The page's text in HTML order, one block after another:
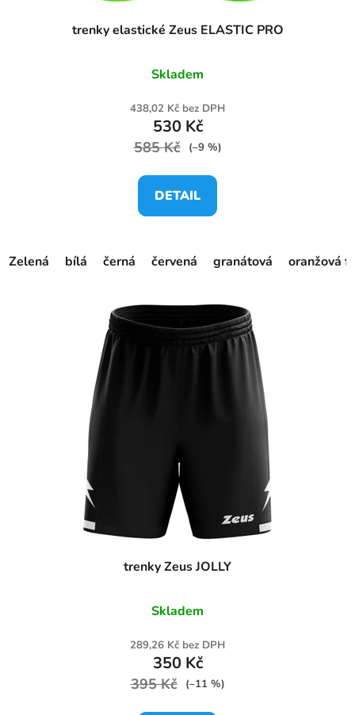
trenky elastické Zeus ELASTIC PRO
Skladem
438,02 Kč bez DPH
530 Kč
585 Kč (–9 %)
DETAIL
Zelená bílá černá červená granátová oranžová
trenky Zeus JOLLY
Skladem
289,26 Kč bez DPH
350 Kč
395 Kč (–11 %)